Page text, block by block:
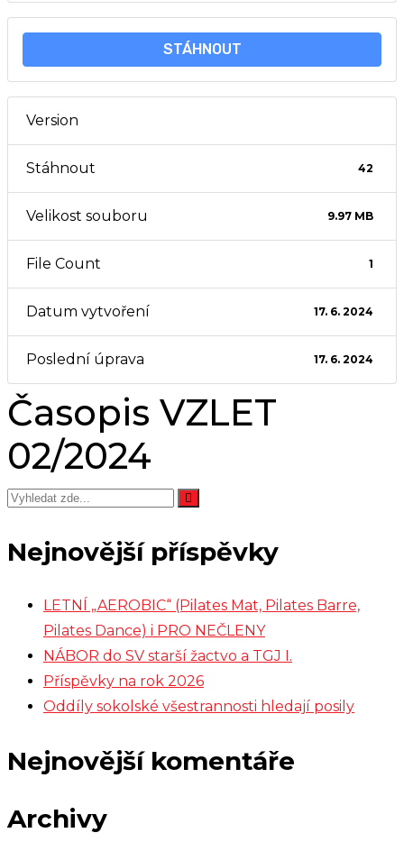
STÁHNOUT
Version
Stáhnout 42
Velikost souboru 9.97 MB
File Count 1
Datum vytvoření 17. 6. 2024
Poslední úprava 17. 6. 2024
Časopis VZLET
02/2024
Nejnovější příspěvky
LETNÍ „AEROBIC“ (Pilates Mat, Pilates Barre,
Pilates Dance) i PRO NEČLENY
NÁBOR do SV starší žactvo a TGJ I.
Příspěvky na rok 2026
Oddíly sokolské všestrannosti hledají posily
Nejnovější komentáře
Archivy